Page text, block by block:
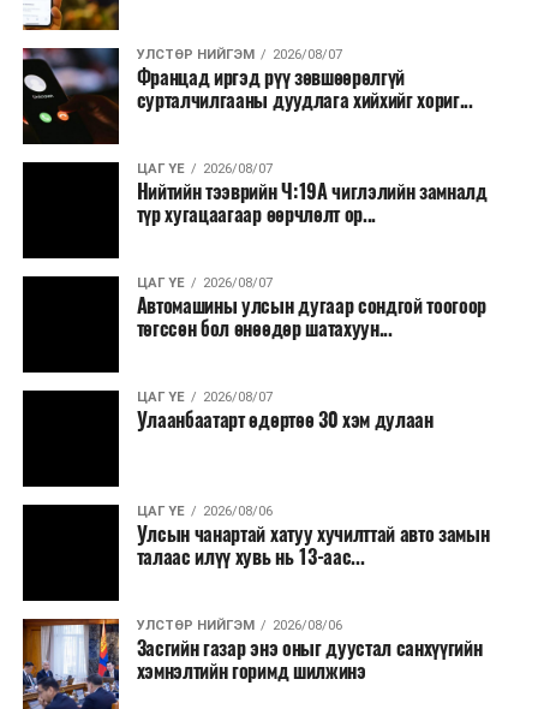
УЛСТӨР НИЙГЭМ 2026/08/07
Францад иргэд рүү зөвшөөрөлгүй
сурталчилгааны дуудлага хийхийг хориг...
ЦАГ ҮЕ 2026/08/07
Нийтийн тээврийн Ч:19А чиглэлийн замналд
түр хугацаагаар өөрчлөлт ор...
ЦАГ ҮЕ 2026/08/07
Автомашины улсын дугаар сондгой тоогоор
төгссөн бол өнөөдөр шатахуун...
ЦАГ ҮЕ 2026/08/07
Улаанбаатарт өдөртөө 30 хэм дулаан
ЦАГ ҮЕ 2026/08/06
Улсын чанартай хатуу хучилттай авто замын
талаас илүү хувь нь 13-аас...
УЛСТӨР НИЙГЭМ 2026/08/06
Засгийн газар энэ оныг дуустал санхүүгийн
хэмнэлтийн горимд шилжинэ